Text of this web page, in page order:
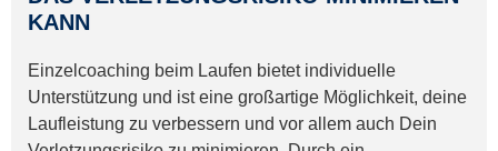
KANN
Einzelcoaching beim Laufen bietet individuelle
Unterstützung und ist eine großartige Möglichkeit, deine
Laufleistung zu verbessern und vor allem auch Dein